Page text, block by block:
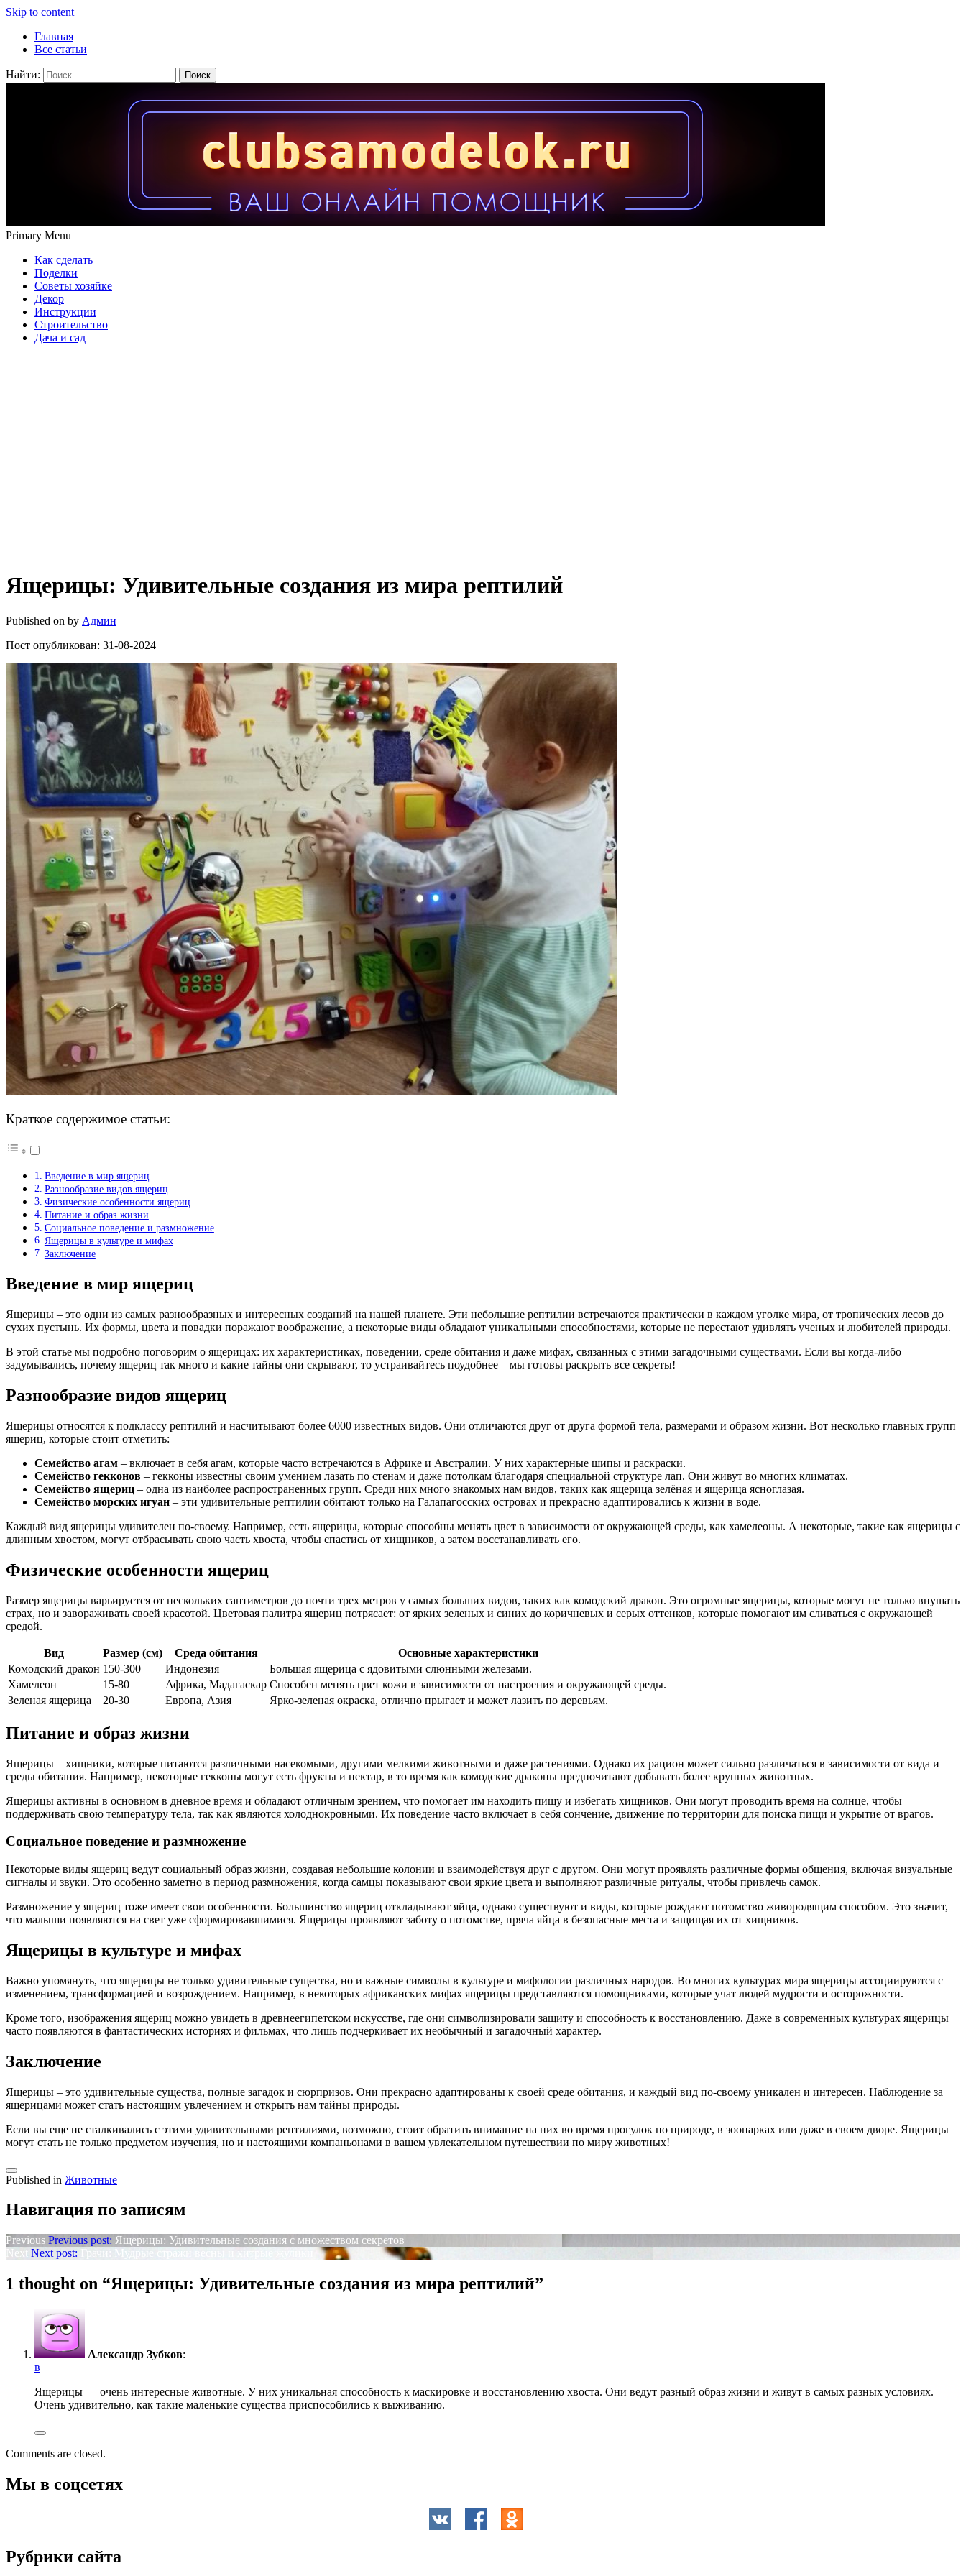
Skip to content
Главная
Все статьи
Найти:
Primary Menu
Как сделать
Поделки
Советы хозяйке
Декор
Инструкции
Строительство
Дача и сад
Ящерицы: Удивительные создания из мира рептилий
Published on by Админ
Пост опубликован: 31-08-2024
Краткое содержимое статьи:
Введение в мир ящериц
Разнообразие видов ящериц
Физические особенности ящериц
Питание и образ жизни
Социальное поведение и размножение
Ящерицы в культуре и мифах
Заключение
Введение в мир ящериц
Ящерицы – это одни из самых разнообразных и интересных созданий на нашей планете. Эти небольшие рептилии встречаются практически в каждом уголке мира, от тропических лесов до
сухих пустынь. Их формы, цвета и повадки поражают воображение, а некоторые виды обладают уникальными способностями, которые не перестают удивлять ученых и любителей природы.
В этой статье мы подробно поговорим о ящерицах: их характеристиках, поведении, среде обитания и даже мифах, связанных с этими загадочными существами. Если вы когда-либо
задумывались, почему ящериц так много и какие тайны они скрывают, то устраивайтесь поудобнее – мы готовы раскрыть все секреты!
Разнообразие видов ящериц
Ящерицы относятся к подклассу рептилий и насчитывают более 6000 известных видов. Они отличаются друг от друга формой тела, размерами и образом жизни. Вот несколько главных групп
ящериц, которые стоит отметить:
Семейство агам – включает в себя агам, которые часто встречаются в Африке и Австралии. У них характерные шипы и раскраски.
Семейство гекконов – гекконы известны своим умением лазать по стенам и даже потолкам благодаря специальной структуре лап. Они живут во многих климатах.
Семейство ящериц – одна из наиболее распространенных групп. Среди них много знакомых нам видов, таких как ящерица зелёная и ящерица ясноглазая.
Семейство морских игуан – эти удивительные рептилии обитают только на Галапагосских островах и прекрасно адаптировались к жизни в воде.
Каждый вид ящерицы удивителен по-своему. Например, есть ящерицы, которые способны менять цвет в зависимости от окружающей среды, как хамелеоны. А некоторые, такие как ящерицы с
длинным хвостом, могут отбрасывать свою часть хвоста, чтобы спастись от хищников, а затем восстанавливать его.
Физические особенности ящериц
Размер ящерицы варьируется от нескольких сантиметров до почти трех метров у самых больших видов, таких как комодский дракон. Это огромные ящерицы, которые могут не только внушать
страх, но и завораживать своей красотой. Цветовая палитра ящериц потрясает: от ярких зеленых и синих до коричневых и серых оттенков, которые помогают им сливаться с окружающей
средой.
Вид Размер (см) Среда обитания
Основные характеристики
Комодский дракон 150-300 Индонезия
Большая ящерица с ядовитыми слюнными железами.
Хамелеон
15-80 Африка, Мадагаскар Способен менять цвет кожи в зависимости от настроения и окружающей среды.
Зеленая ящерица
20-30 Европа, Азия Ярко-зеленая окраска, отлично прыгает и может лазить по деревьям.
Питание и образ жизни
Ящерицы – хищники, которые питаются различными насекомыми, другими мелкими животными и даже растениями. Однако их рацион может сильно различаться в зависимости от вида и
среды обитания. Например, некоторые гекконы могут есть фрукты и нектар, в то время как комодские драконы предпочитают добывать более крупных животных.
Ящерицы активны в основном в дневное время и обладают отличным зрением, что помогает им находить пищу и избегать хищников. Они могут проводить время на солнце, чтобы
поддерживать свою температуру тела, так как являются холоднокровными. Их поведение часто включает в себя сончение, движение по территории для поиска пищи и укрытие от врагов.
Социальное поведение и размножение
Некоторые виды ящериц ведут социальный образ жизни, создавая небольшие колонии и взаимодействуя друг с другом. Они могут проявлять различные формы общения, включая визуальные
сигналы и звуки. Это особенно заметно в период размножения, когда самцы показывают свои яркие цвета и выполняют различные ритуалы, чтобы привлечь самок.
Размножение у ящериц тоже имеет свои особенности. Большинство ящериц откладывают яйца, однако существуют и виды, которые рождают потомство живородящим способом. Это значит,
что малыши появляются на свет уже сформировавшимися. Ящерицы проявляют заботу о потомстве, пряча яйца в безопасные места и защищая их от хищников.
Ящерицы в культуре и мифах
Важно упомянуть, что ящерицы не только удивительные существа, но и важные символы в культуре и мифологии различных народов. Во многих культурах мира ящерицы ассоциируются с
изменением, трансформацией и возрождением. Например, в некоторых африканских мифах ящерицы представляются помощниками, которые учат людей мудрости и осторожности.
Кроме того, изображения ящериц можно увидеть в древнеегипетском искусстве, где они символизировали защиту и способность к восстановлению. Даже в современных культурах ящерицы
часто появляются в фантастических историях и фильмах, что лишь подчеркивает их необычный и загадочный характер.
Заключение
Ящерицы – это удивительные существа, полные загадок и сюрпризов. Они прекрасно адаптированы к своей среде обитания, и каждый вид по-своему уникален и интересен. Наблюдение за
ящерицами может стать настоящим увлечением и открыть нам тайны природы.
Если вы еще не сталкивались с этими удивительными рептилиями, возможно, стоит обратить внимание на них во время прогулок по природе, в зоопарках или даже в своем дворе. Ящерицы
могут стать не только предметом изучения, но и настоящими компаньонами в вашем увлекательном путешествии по миру животных!
Published in Животные
Навигация по записям
Previous Previous post: Ящерицы: Удивительные создания с множеством секретов
Next Next post: Грачи: Мудрые стражи весны и хитрые жулики
1 thought on “Ящерицы: Удивительные создания из мира рептилий”
Александр Зубков:
в
Ящерицы — очень интересные животные. У них уникальная способность к маскировке и восстановлению хвоста. Они ведут разный образ жизни и живут в самых разных условиях.
Очень удивительно, как такие маленькие существа приспособились к выживанию.
Comments are closed.
Мы в соцсетях
Рубрики сайта